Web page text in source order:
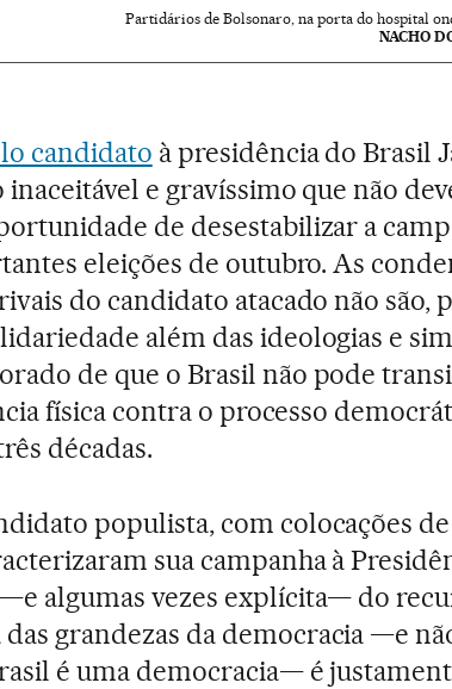
Partidários de Bolsonaro, na porta do hospital
NACHO
candidato à presidência do Brasil
e gravíssimo que não
de desestabilizar a
eleições de outubro. As
do candidato atacado não são,
além das ideologias e
de que o Brasil não pode
física contra o processo
décadas.
populista, com colocações de
sua campanha à
algumas vezes explícita— do
grandezas da democracia —e
é uma democracia— é